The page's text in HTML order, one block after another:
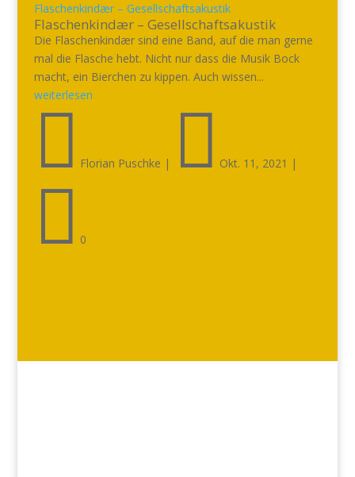
Flaschenkindær – Gesellschaftsakustik
Flaschenkindær – Gesellschaftsakustik
Die Flaschenkindær sind eine Band, auf die man gerne
mal die Flasche hebt. Nicht nur dass die Musik Bock
macht, ein Bierchen zu kippen. Auch wissen...
weiterlesen
 Florian Puschke |  Okt. 11, 2021 |
 0